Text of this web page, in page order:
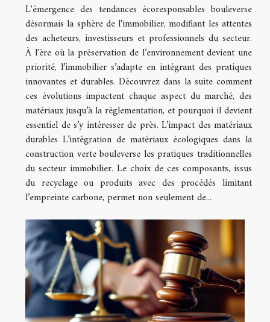
L'émergence des tendances écoresponsables bouleverse
désormais la sphère de l'immobilier, modifiant les attentes
des acheteurs, investisseurs et professionnels du secteur.
À l'ère où la préservation de l’environnement devient une
priorité, l’immobilier s’adapte en intégrant des pratiques
innovantes et durables. Découvrez dans la suite comment
ces évolutions impactent chaque aspect du marché, des
matériaux jusqu’à la réglementation, et pourquoi il devient
essentiel de s’y intéresser de près. L’impact des matériaux
durables L’intégration de matériaux écologiques dans la
construction verte bouleverse les pratiques traditionnelles
du secteur immobilier. Le choix de ces composants, issus
du recyclage ou produits avec des procédés limitant
l’empreinte carbone, permet non seulement de...